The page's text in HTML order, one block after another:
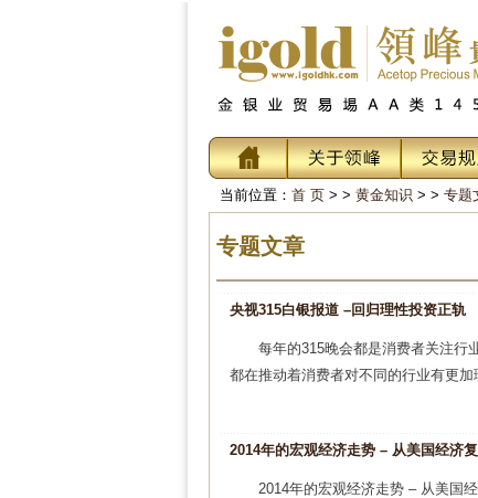
当前位置： 首 页 > > 黄金知识 > > 专题
专题文章
央视315白银报道 –回归理性投资正轨
每年的315晚会都是消费者关注行
都在推动着消费者对不同的行业有更
2014年的宏观经济走势 – 从美国经济
2014年的宏观经济走势 – 从美国